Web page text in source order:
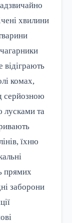
хвилини
відіграють
комах,
серйозною
лусками та
їхню
прямих
заборони